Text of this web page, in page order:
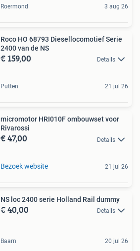
Roermond 3 aug 26
Roco HO 68793 Diesellocomotief Serie
2400 van de NS
€ 159,00 Details
Putten 21 jul 26
micromotor HRI010F ombouwset voor
Rivarossi
€ 47,00 Details
Bezoek website 21 jul 26
NS loc 2400 serie Holland Rail dummy
€ 40,00 Details
Baarn 20 jul 26